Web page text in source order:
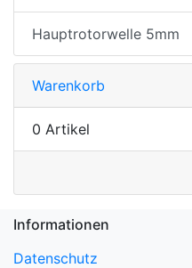
Hauptrotorwelle 5mm
Warenkorb
0 Artikel
Informationen
Datenschutz